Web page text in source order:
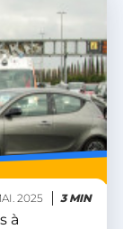
2025 3 MIN
à